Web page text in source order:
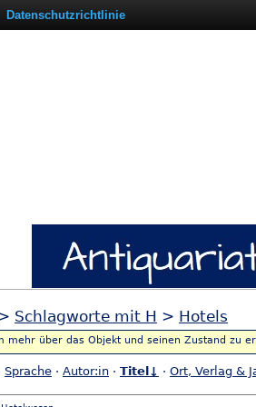
Schlagworte mit H > Hotels
mehr über das Objekt und seinen Zustand zu
Sprache · Autor:in · Titel↓ · Ort, Verlag &
Datenschutzrichtlinie